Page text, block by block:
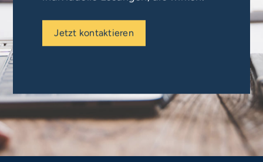
Jetzt kontaktieren